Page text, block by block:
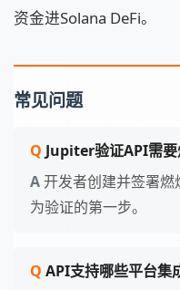
资金进Solana DeFi。
常见问题
Jupiter验证API需要
开发者创建并签署燃
为验证的第一步。
API支持哪些平台集